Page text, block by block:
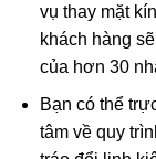
vụ thay mặt
khách hàng
của hơn 30
Bạn có thể
tâm về quy